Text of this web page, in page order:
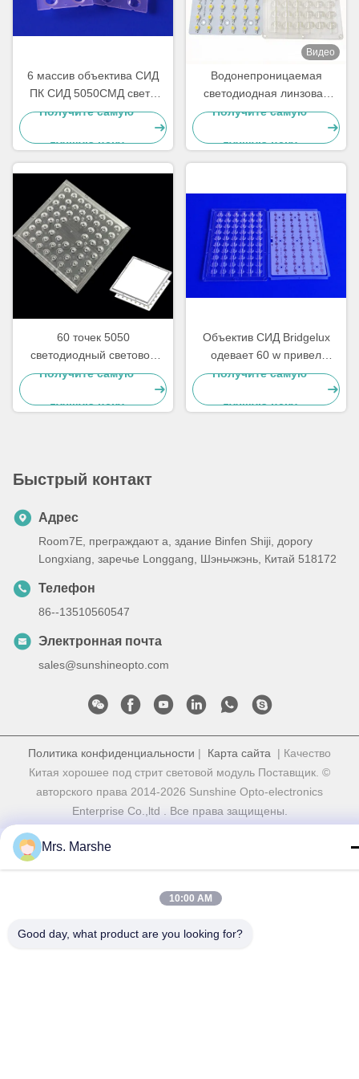
6 массив объектива СИД
ПК СИД 5050СМД света
залива 90 градусов массив
объектива высокого мулти
Получите самую
лучшую цену
Видео
Водонепроницаемая
светодиодная линзовая
матрица мощностью 60 Вт
прожекторов, высоких
пролетов и
Получите самую
лучшую цену
60 точек 5050
светодиодный световой
модуль стадиона объектив
водонепроницаемый
Получите самую
лучшую цену
Объектив СИД Bridgelux
одевает 60 w привел
аксессуары уличного света,
Получите самую
лучшую цену
Быстрый контакт
Адрес
Room7E, преграждают a, здание Binfen Shiji, дорогу
Longxiang, заречье Longgang, Шэньчжэнь, Китай 518172
Телефон
86--13510560547
Электронная почта
sales@sunshineopto.com
Политика конфиденциальности | Карта сайта | Качество
Китая хорошее под стрит световой модуль Поставщик. ©
авторского права 2014-2026 Sunshine Opto-electronics
Enterprise Co.,ltd . Все права защищены.
Mrs. Marshe
10:00 AM
Good day, what product are you looking for?